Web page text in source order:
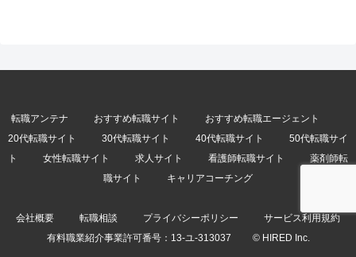
転職アンテナ おすすめ転職サイト
おすすめ転職エージェント
20代転職サイト
30代転職サイト 40代転職サイト
50代転職サイ
ト
女性転職サイト 求人サイト 看護師転職サイト
薬剤師転
職サイト
キャリアコーチング
会社概要 転職相談 プライバシーポリシー
サービス利用規約
有料職業紹介事業許可番号： 13-ユ-313037 © HIRED Inc.